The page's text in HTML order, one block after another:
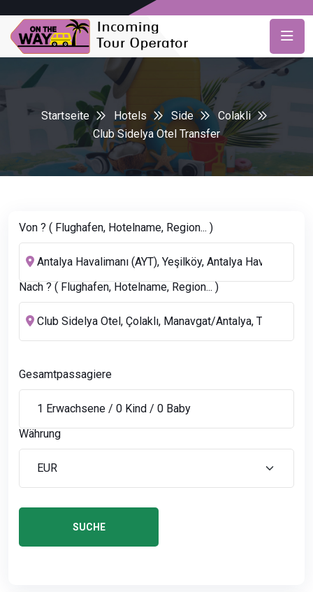
Startseite Hotels Side
Colakli
Club Sidelya Otel Transfer
Von ? ( Flughafen, Hotelname, Region... )
Nach ? ( Flughafen, Hotelname, Region... )
Gesamtpassagiere
Währung
SUCHE